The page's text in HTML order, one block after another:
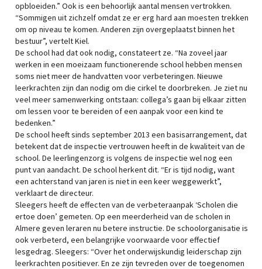
opbloeiden.” Ook is een behoorlijk aantal mensen vertrokken.
“Sommigen uit zichzelf omdat ze er erg hard aan moesten trekken
om op niveau te komen. Anderen zijn overgeplaatst binnen het
bestuur”, vertelt Kiel.
De school had dat ook nodig, constateert ze. “Na zoveel jaar
werken in een moeizaam functionerende school hebben mensen
soms niet meer de handvatten voor verbeteringen. Nieuwe
leerkrachten zijn dan nodig om die cirkel te doorbreken. Je ziet nu
veel meer samenwerking ontstaan: collega’s gaan bij elkaar zitten
om lessen voor te bereiden of een aanpak voor een kind te
bedenken.”
De school heeft sinds september 2013 een basisarrangement, dat
betekent dat de inspectie vertrouwen heeft in de kwaliteit van de
school. De leerlingenzorg is volgens de inspectie wel nog een
punt van aandacht. De school herkent dit. “Er is tijd nodig, want
een achterstand van jaren is niet in een keer weggewerkt”,
verklaart de directeur.
Sleegers heeft de effecten van de verbeteraanpak ‘Scholen die
ertoe doen’ gemeten. Op een meerderheid van de scholen in
Almere geven leraren nu betere instructie. De schoolorganisatie is
ook verbeterd, een belangrijke voorwaarde voor effectief
lesgedrag. Sleegers: “Over het onderwijskundig leiderschap zijn
leerkrachten positiever. En ze zijn tevreden over de toegenomen